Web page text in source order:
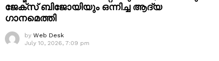
ജേക്സ് ബിജോയിയും ഒന്നിച്ച ആദ്യ
ഗാനമെത്തി
by Web Desk
July 10, 2026, 7:09 pm